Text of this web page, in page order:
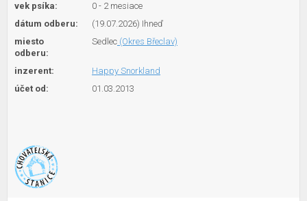
vek psíka:
0 - 2 mesiace
dátum odberu:
(19.07.2026) Ihneď
miesto
odberu:
Sedlec (Okres Břeclav)
inzerent:
Happy Snorkland
účet od:
01.03.2013